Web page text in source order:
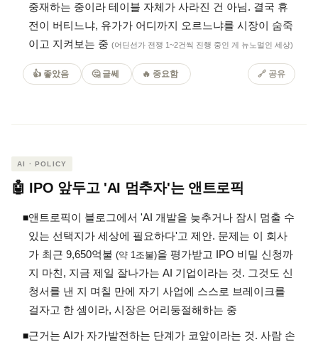
중재하는 중이라 테이블 자체가 사라진 건 아님. 결국 휴
전이 버티느냐, 유가가 어디까지 오르느냐를 시장이 숨죽
이고 지켜보는 중 (어딘선가 전쟁 1~2건씩 진행 중인 게 뉴노멀인 세상)
👍 좋았음 🤔 글쎄 🔥 중요함 🔗 공유
AI · POLICY
🤖 IPO 앞두고 'AI 멈추자'는 앤트로픽
◾앤트로픽이 블로그에서 'AI 개발을 늦추거나 잠시 멈출 수
있는 선택지가 세상에 필요하다'고 제안. 문제는 이 회사
가 최근 9,650억불 (약 1조불)을 평가받고 IPO 비밀 신청까
지 마친, 지금 제일 잘나가는 AI 기업이라는 것. 그것도 신
청서를 낸 지 며칠 만에 자기 사업에 스스로 브레이크를
걸자고 한 셈이라, 시장은 어리둥절해하는 중
◾근거는 AI가 자가발전하는 단계가 코앞이라는 것. 사람 손